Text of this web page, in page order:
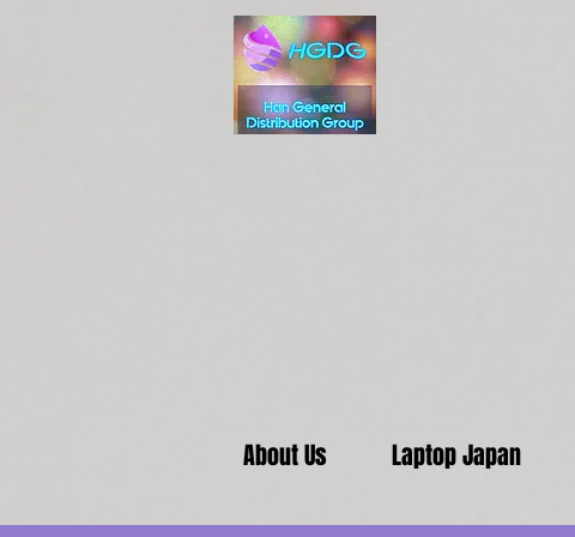
About Us Laptop Japan